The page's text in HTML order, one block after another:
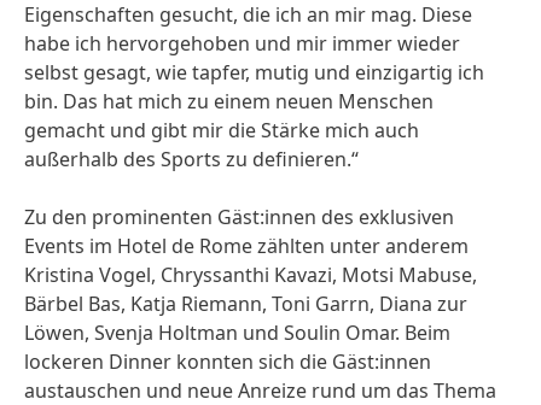
Eigenschaften gesucht, die ich an mir mag. Diese
habe ich hervorgehoben und mir immer wieder
selbst gesagt, wie tapfer, mutig und einzigartig ich
bin. Das hat mich zu einem neuen Menschen
gemacht und gibt mir die Stärke mich auch
außerhalb des Sports zu definieren.“
Zu den prominenten Gäst:innen des exklusiven
Events im Hotel de Rome zählten unter anderem
Kristina Vogel, Chryssanthi Kavazi, Motsi Mabuse,
Bärbel Bas, Katja Riemann, Toni Garrn, Diana zur
Löwen, Svenja Holtman und Soulin Omar. Beim
lockeren Dinner konnten sich die Gäst:innen
austauschen und neue Anreize rund um das Thema